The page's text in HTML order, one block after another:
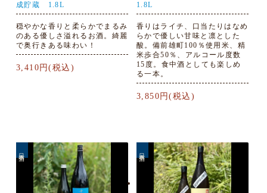
成貯蔵 1.8L
穏やかな香りと柔らかでまるみ
のある優しさ溢れるお酒。綺麗
で奥行きある味わい！
3,410円(税込)
1.8L
香りはライチ、口当たりはなめ
らかで優しい甘味と凛とした
酸。備前雄町100％使用米、精
米歩合50％、アルコール度数
15度。食中酒としても楽しめ
る一本。
3,850円(税込)